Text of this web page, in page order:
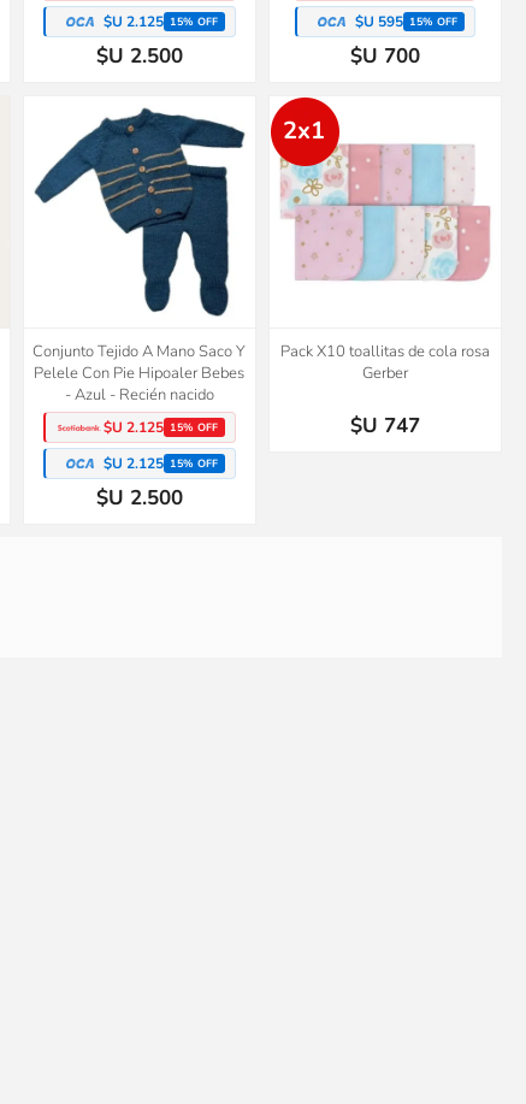
$U 2.125 15% OFF
$U 2.500
$U 595 15% OFF
$U 700
Conjunto Tejido A Mano Saco Y
Pelele Con Pie Hipoaler Bebes
- Azul - Recién nacido
$U 2.125 15% OFF
$U 2.125 15% OFF
$U 2.500
2x1
Pack X10 toallitas de cola rosa
Gerber
$U 747